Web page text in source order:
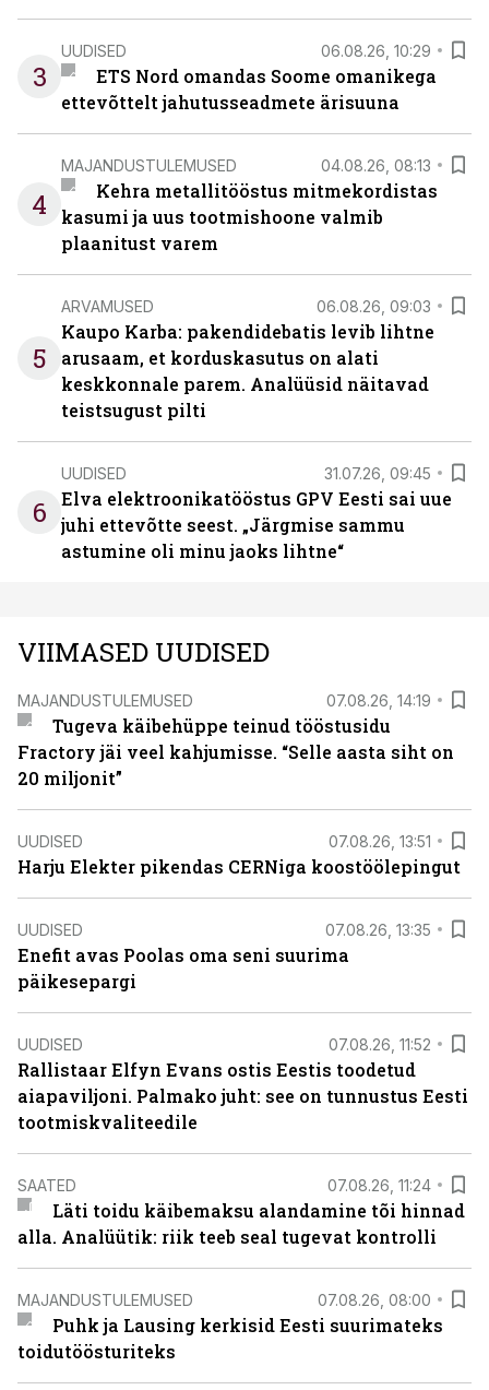
3
UUDISED 06.08.26, 10:29
ETS Nord omandas Soome omanikega
ettevõttelt jahutusseadmete ärisuuna
4
MAJANDUSTULEMUSED 04.08.26, 08:13
Kehra metallitööstus mitmekordistas
kasumi ja uus tootmishoone valmib
plaanitust varem
5
ARVAMUSED 06.08.26, 09:03
Kaupo Karba: pakendidebatis levib lihtne
arusaam, et korduskasutus on alati
keskkonnale parem. Analüüsid näitavad
teistsugust pilti
6
UUDISED 31.07.26, 09:45
Elva elektroonikatööstus GPV Eesti sai uue
juhi ettevõtte seest. „Järgmise sammu
astumine oli minu jaoks lihtne“
VIIMASED UUDISED
MAJANDUSTULEMUSED 07.08.26, 14:19
Tugeva käibehüppe teinud tööstusidu
Fractory jäi veel kahjumisse. “Selle aasta siht on
20 miljonit”
UUDISED 07.08.26, 13:51
Harju Elekter pikendas CERNiga koostöölepingut
UUDISED 07.08.26, 13:35
Enefit avas Poolas oma seni suurima
päikesepargi
UUDISED 07.08.26, 11:52
Rallistaar Elfyn Evans ostis Eestis toodetud
aiapaviljoni. Palmako juht: see on tunnustus Eesti
tootmiskvaliteedile
SAATED 07.08.26, 11:24
Läti toidu käibemaksu alandamine tõi hinnad
alla. Analüütik: riik teeb seal tugevat kontrolli
MAJANDUSTULEMUSED 07.08.26, 08:00
Puhk ja Lausing kerkisid Eesti suurimateks
toidutöösturiteks